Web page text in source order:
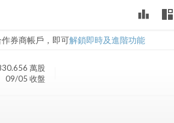
leaderboard
券商帳戶，即可解鎖即時及進階功能
萬股
09/05 收盤